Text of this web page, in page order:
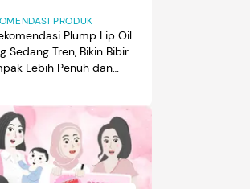
PRODUK
Plump Lip Oil
Sedang Tren, Bikin Bibir
Lebih Penuh dan